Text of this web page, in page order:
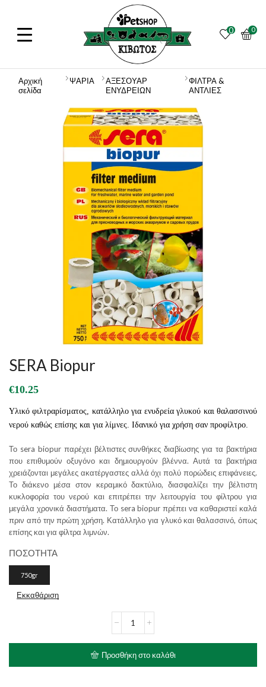
0 0
Αρχική
σελίδα
ΨΑΡΙΑ
ΑΞΕΣΟΥΑΡ
ΕΝΥΔΡΕΙΩΝ
ΦΙΛΤΡΑ &
ΑΝΤΛΙΕΣ
SERA Biopur
€10.25
Υλικό φιλτραρίσματος, κατάλληλο για ενυδρεία γλυκού και θαλασσινού
νερού καθώς επίσης και για λίμνες. Ιδανικό για χρήση σαν προφίλτρο.
Το sera biopur παρέχει βέλτιστες συνθήκες διαβίωσης για τα βακτήρια
που επιθυμούν οξυγόνο και δημιουργούν βλέννα. Αυτά τα βακτήρια
χρειάζονται μεγάλες ακατέργαστες αλλά όχι πολύ πορώδεις επιφάνειες.
Το διάκενο μέσα στον κεραμικό δακτύλιο, διασφαλίζει την βέλτιστη
κυκλοφορία του νερού και επιτρέπει την λειτουργία του φίλτρου για
μεγάλα χρονικά διαστήματα. Το sera biopur πρέπει να καθαριστεί καλά
πριν από την πρώτη χρήση. Κατάλληλο για γλυκό και θαλασσινό, όπως
επίσης και για φίλτρα λιμνών.
ΠΟΣΟΤΗΤΑ
750gr
Εκκαθάριση
Biopur
ποσότητα
Προσθήκη στο καλάθι